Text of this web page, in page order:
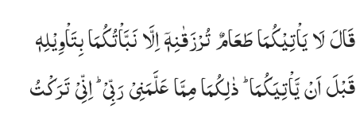
قال لا ياتيكما طعام ترزقانه الا نباتكما بتاويله قبل ان ياتيكما
قَالَ لَا يَأْتِيكُمَا طَعَامٌۭ تُرْزَقَانِهِۦٓ إِلَّا نَبَّأْتُكُمَا بِتَأْوِيلِهِۦ قَبْلَ أَن
قَالَلَایَاْتِیْكُمَاطَعَامٌتُرْزَقٰنِهٖۤاِلَّانَبَّاْتُكُمَابِتَاْوِیْلِهٖ
قَبْلَاَنْیَّاْتِیَكُمَا ؕ ذٰلِكُمَامِمَّاعَلَّمَنِیْرَبِّیْ ؕ اِنِّیْتَرَكْتُ